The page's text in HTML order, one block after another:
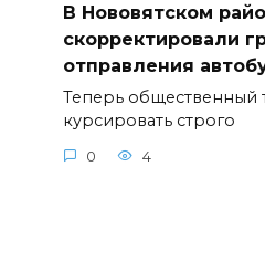
В Нововятском
скорректировали
отправления
Теперь общественный
курсировать строго
0 4